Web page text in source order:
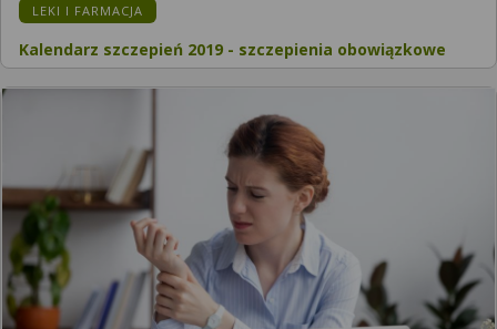
LEKI I FARMACJA
Kalendarz szczepień 2019 - szczepienia obowiązkowe